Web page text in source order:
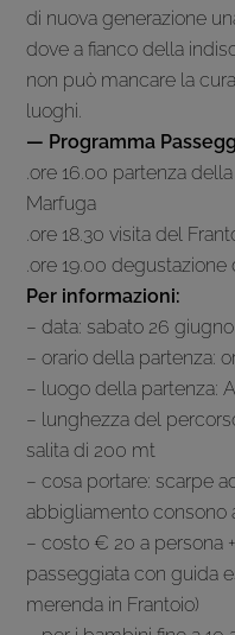
di nuova generazione
dove a fianco della
non può mancare la
luoghi.
— Programma
.ore 16.00 partenza
Marfuga
.ore 18.30 visita del
.ore 19.00
Per informazioni:
– data: sabato 26 giugno
– orario della partenza:
– luogo della partenza:
– lunghezza del
salita di 200 mt
– cosa portare: scarpe
abbigliamento consono
– costo € 20 a persona
passeggiata con guida
merenda in Frantoio)